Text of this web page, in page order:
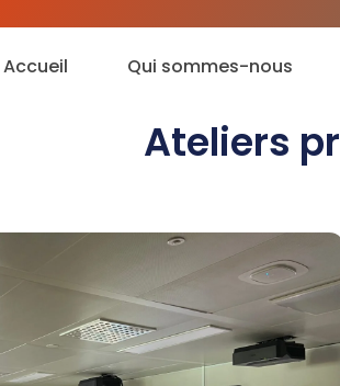
Accueil Qui sommes-nous
Ateliers